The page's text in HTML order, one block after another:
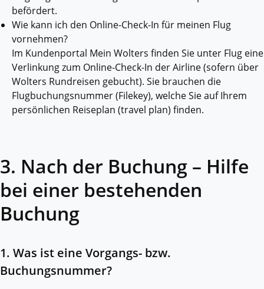
befördert.
Wie kann ich den Online-Check-In für meinen Flug
vornehmen?
Im Kundenportal Mein Wolters finden Sie unter Flug eine
Verlinkung zum Online-Check-In der Airline (sofern über
Wolters Rundreisen gebucht). Sie brauchen die
Flugbuchungsnummer (Filekey), welche Sie auf Ihrem
persönlichen Reiseplan (travel plan) finden.
3. Nach der Buchung – Hilfe
bei einer bestehenden
Buchung
1. Was ist eine Vorgangs- bzw.
Buchungsnummer?